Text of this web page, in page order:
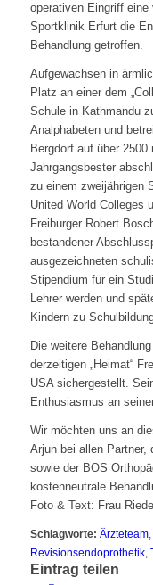
operativen Eingriff
Sportklinik Erfurt die
Behandlung getroffen.
Aufgewachsen in
Platz an einer dem
Schule in Kathmandu
Analphabeten und
Bergdorf auf über
Jahrgangsbester
zu einem zweijährigen
United World Colleges
Freiburger Robert
bestandener
ausgezeichneten
Stipendium für ein
Lehrer werden und
Kindern zu
Die weitere
derzeitigen „Heimat“
USA sichergestellt.
Enthusiasmus an
Wir möchten uns an
Arjun bei allen Partner,
sowie der BOS
kostenneutrale
Foto & Text: Frau Riedel
Schlagworte: Ärzteteam,
Revisionsendoprothetik,
Eintrag teilen